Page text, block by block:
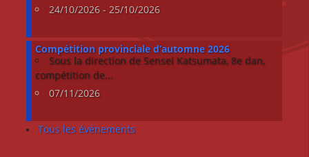
24/10/2026 - 25/10/2026
Compétition provinciale d’automne 2026
Sous la direction de Sensei Katsumata, 8e dan,
compétition de...
07/11/2026
Tous les événements